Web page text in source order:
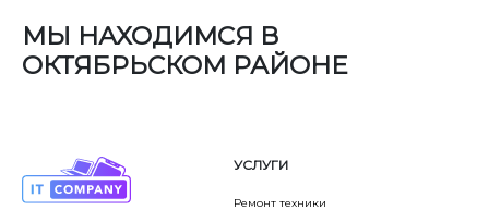
МЫ НАХОДИМСЯ В
ОКТЯБРЬСКОМ РАЙОНЕ
УСЛУГИ
Ремонт техники